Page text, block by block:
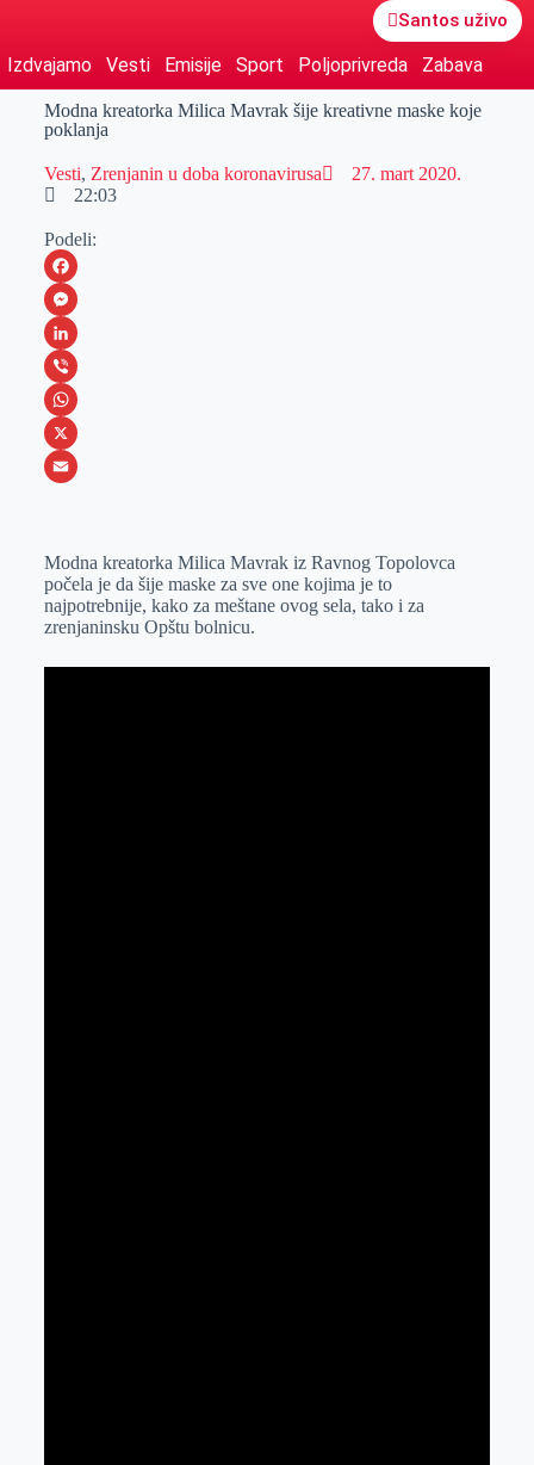
Santos uživo
Izdvajamo Vesti Emisije Sport Poljoprivreda Zabava
Modna kreatorka Milica Mavrak šije kreativne maske koje
poklanja
Vesti, Zrenjanin u doba koronavirusa
27. mart 2020.
22:03
Podeli:
F
a
c
e
b
o
M
e
s
s
e
e
r
L
i
n
k
I
n
V
i
b
W
h
s
A
p
p
X
a
i
l
Modna kreatorka Milica Mavrak iz Ravnog Topolovca
počela je da šije maske za sve one kojima je to
najpotrebnije, kako za meštane ovog sela, tako i za
zrenjaninsku Opštu bolnicu.